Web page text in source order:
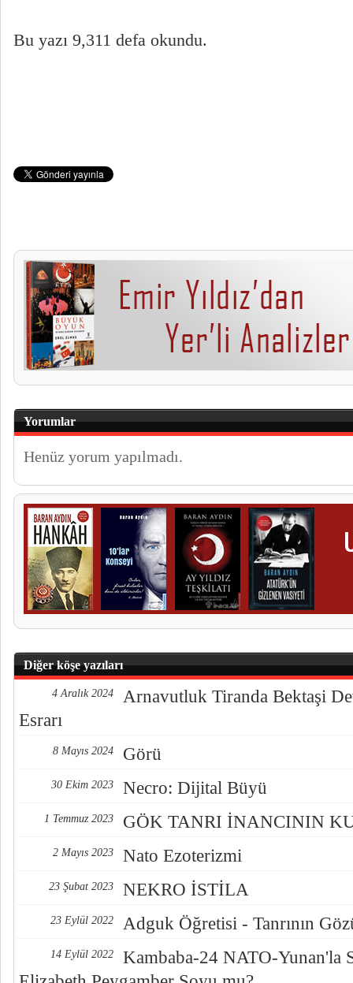
Bu yazı 9,311 defa okundu.
Yorumlar
Henüz yorum yapılmadı.
Diğer köşe yazıları
4 Aralık 2024
Arnavutluk Tiranda Bektaşi
Esrarı
8 Mayıs 2024 Görü
30 Ekim 2023 Necro: Dijital Büyü
1 Temmuz 2023 GÖK TANRI İNANCININ
2 Mayıs 2023 Nato Ezoterizmi
23 Şubat 2023 NEKRO İSTİLA
23 Eylül 2022 Adguk Öğretisi - Tanrının
14 Eylül 2022
Kambaba-24 NATO-Yunan'la